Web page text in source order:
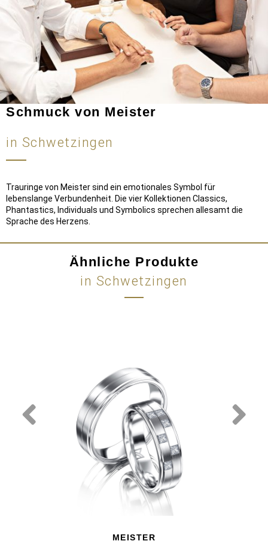
Schmuck von Meister
in Schwetzingen
Trauringe von Meister sind ein emotionales Symbol für
lebenslange Verbundenheit. Die vier Kollektionen Classics,
Phantastics, Individuals und Symbolics sprechen allesamt die
Sprache des Herzens.
Ähnliche Produkte
in Schwetzingen
MEISTER